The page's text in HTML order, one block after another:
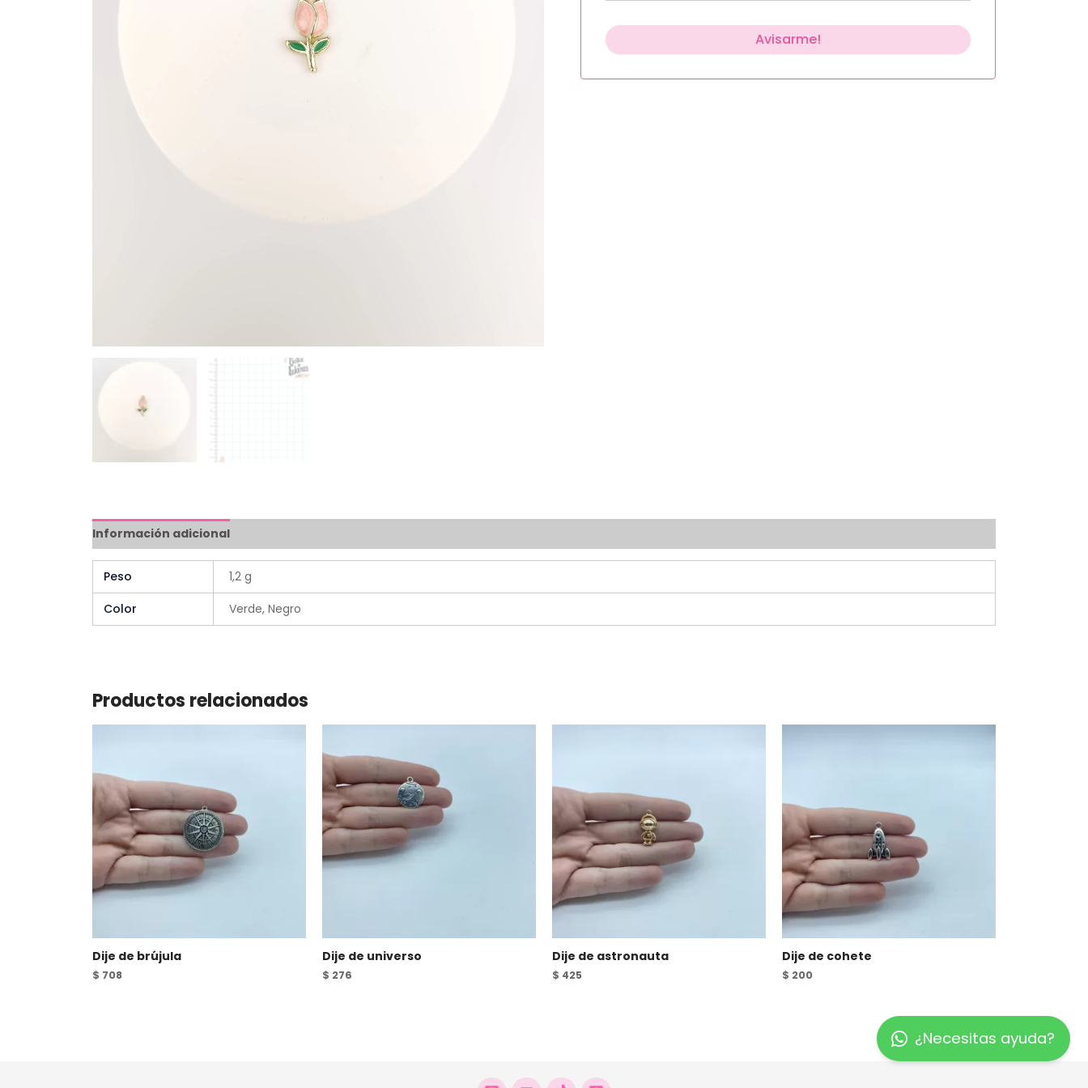
Información adicional
Peso
1,2 g
Color
Verde, Negro
Productos relacionados
Dije de brújula
$ 708
Dije de universo
$ 276
Dije de astronauta
$ 425
Dije de cohete
$ 200
¿Necesitas ayuda?